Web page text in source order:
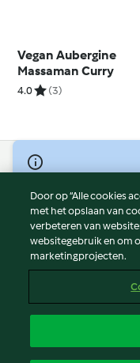
Vegan Aubergine
Massaman Curry
4.0 (3)
© Copyright 2026
Gebruiksvoorwaarden
Privacybeleid
Disclaimer
Colofon
Verslag Inhoud
Door op “Alle cookies
met het opslaan van
verbeteren van
websitegebruik en om
marketingprojecten.